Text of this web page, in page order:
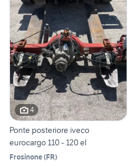
4
Ponte posteriore iveco
eurocargo 110 - 120 el
Frosinone(FR)